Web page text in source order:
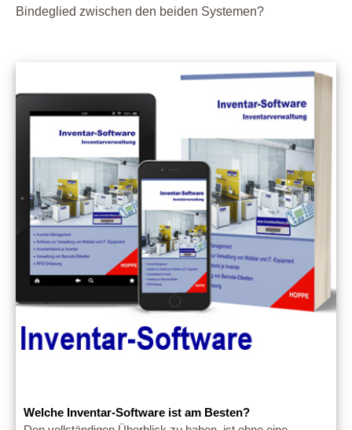
Bindeglied zwischen den beiden Systemen?
Welche Inventar-Software ist am Besten?